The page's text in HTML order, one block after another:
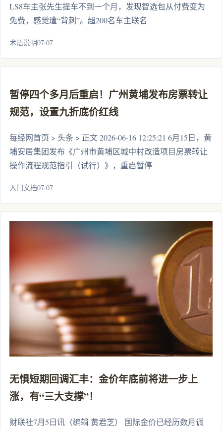
LS8车主张先生提车不到一个月，发现智选包从付费变为
免费，感觉遭“背刺”。超200名车主联名
术语说明07·07
暂停四个多月后重启！广州黄埔发布房票转让
规范，设置九折底价红线
每经网首页 > 头条 > 正文 2026-06-16 12:25:21 6月15日，黄
埔安居集团发布《广州市黄埔区城中村改造项目房票转让
操作流程规范指引（试行）》，重启暂停
入门文档07·07
无惧短期回调汇丰：金价年底前将进一步上
涨，有“三大支撑”！
财联社7月5日讯（编辑 黄君芝） 国际金价已经历数月调